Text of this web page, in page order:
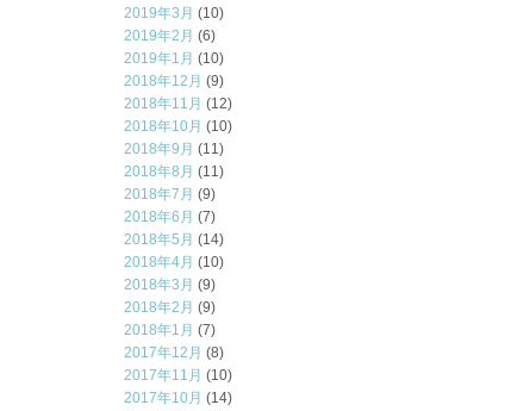
2019年3月 (10)
2019年2月 (6)
2019年1月 (10)
2018年12月 (9)
2018年11月 (12)
2018年10月 (10)
2018年9月 (11)
2018年8月 (11)
2018年7月 (9)
2018年6月 (7)
2018年5月 (14)
2018年4月 (10)
2018年3月 (9)
2018年2月 (9)
2018年1月 (7)
2017年12月 (8)
2017年11月 (10)
2017年10月 (14)